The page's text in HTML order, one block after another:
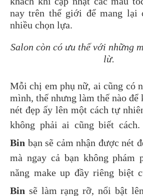
nay trên thế giới để mang lại
nhiều chọn lựa.
Salon còn có ưu thế với những
lừ.
Mỗi chị em phụ nữ, ai cũng có
mình, thế nhưng làm thế nào để
nét đẹp ấy lên một cách tự
không phải ai cũng biết
Bin bạn sẽ cảm nhận được nét
mà ngay cả bạn không phám
năng make up đầy riêng biệt
Bin sẽ làm rạng rỡ, nổi bật